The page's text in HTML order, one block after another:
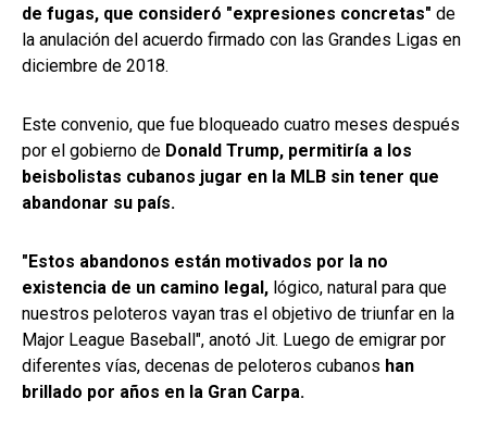
de fugas, que consideró "expresiones concretas" de
la anulación del acuerdo firmado con las Grandes Ligas en
diciembre de 2018.
Este convenio, que fue bloqueado cuatro meses después
por el gobierno de Donald Trump, permitiría a los
beisbolistas cubanos jugar en la MLB sin tener que
abandonar su país.
"Estos abandonos están motivados por la no
existencia de un camino legal, lógico, natural para que
nuestros peloteros vayan tras el objetivo de triunfar en la
Major League Baseball", anotó Jit. Luego de emigrar por
diferentes vías, decenas de peloteros cubanos han
brillado por años en la Gran Carpa.